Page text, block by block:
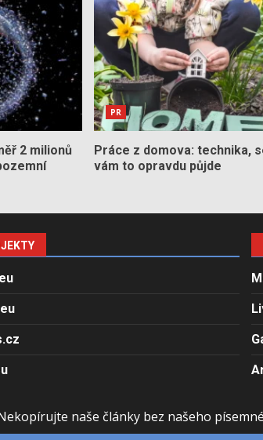
2 milionů
PR
Práce z domova: technika,
vám to opravdu půjde
naše články bez našeho